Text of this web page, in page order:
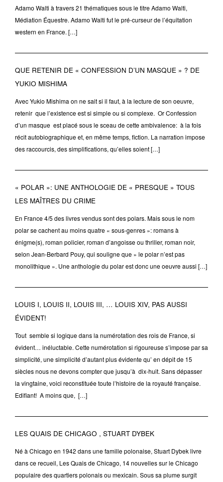
Adamo Walti à travers 21 thématiques sous le titre Adamo Walti,
Médiation Équestre. Adamo Walti fut le pré-curseur de l’équitation
western en France. […]
QUE RETENIR DE « CONFESSION D’UN MASQUE » ? DE
YUKIO MISHIMA
Avec Yukio Mishima on ne sait si il faut, à la lecture de son oeuvre,
retenir que l’existence est si simple ou si complexe. Or Confession
d’un masque est placé sous le sceau de cette ambivalence: à la fois
récit autobiographique et, en même temps, fiction. La narration impose
des raccourcis, des simplifications, qu’elles soient […]
« POLAR »: UNE ANTHOLOGIE DE « PRESQUE » TOUS
LES MAÎTRES DU CRIME
En France 4/5 des livres vendus sont des polars. Mais sous le nom
polar se cachent au moins quatre « sous-genres »: romans à
énigme(s), roman policier, roman d’angoisse ou thriller, roman noir,
selon Jean-Berbard Pouy, qui souligne que » le polar n’est pas
monolithique ». Une anthologie du polar est donc une oeuvre aussi […]
LOUIS I, LOUIS II, LOUIS III, … LOUIS XIV, PAS AUSSI
ÉVIDENT!
Tout semble si logique dans la numérotation des rois de France, si
évident… inéluctable. Cette numérotation si rigoureuse s’impose par sa
simplicité, une simplicité d’autant plus évidente qu’ en dépit de 15
siècles nous ne devons compter que jusqu’à dix-huit. Sans dépasser
la vingtaine, voici reconstituée toute l’histoire de la royauté française.
Edifiant! A moins que, […]
LES QUAIS DE CHICAGO , STUART DYBEK
Né à Chicago en 1942 dans une famille polonaise, Stuart Dybek livre
dans ce recueil, Les Quais de Chicago, 14 nouvelles sur le Chicago
populaire des quartiers polonais ou mexicain. Sous sa plume surgit